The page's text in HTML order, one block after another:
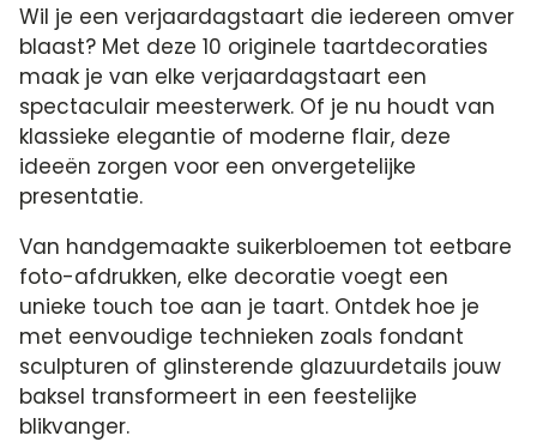
Wil je een verjaardagstaart die iedereen omver
blaast? Met deze 10 originele taartdecoraties
maak je van elke verjaardagstaart een
spectaculair meesterwerk.​ Of je nu houdt van
klassieke elegantie of moderne flair, deze
ideeën zorgen voor een onvergetelijke
presentatie.​
Van handgemaakte suikerbloemen tot eetbare
foto-afdrukken, elke decoratie voegt een
unieke touch toe aan je taart.​ Ontdek hoe je
met eenvoudige technieken zoals fondant
sculpturen of glinsterende glazuurdetails jouw
baksel transformeert in een feestelijke
blikvanger.​